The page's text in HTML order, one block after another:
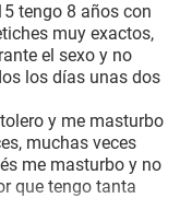
tengo 8 años con
muy exactos,
el sexo y no
los días unas dos
y me masturbo
muchas veces
me masturbo y no
que tengo tanta